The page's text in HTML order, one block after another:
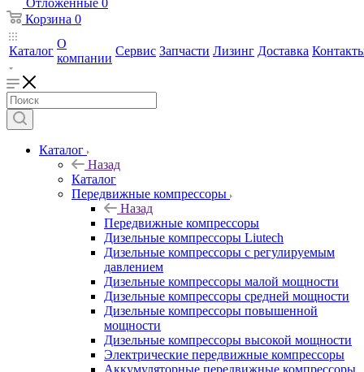
Отложенные 0
Корзина 0
Каталог
О
компании
Сервис Запчасти Лизинг Доставка
Каталог
Назад
Каталог
Передвижные компрессоры
Назад
Передвижные компрессоры
Дизельные компрессоры Liutech
Дизельные компрессоры с регулируемым
давлением
Дизельные компрессоры малой мощности
Дизельные компрессоры средней мощности
Дизельные компрессоры повышенной
мощности
Дизельные компрессоры высокой мощности
Электрические передвижные компрессоры
Аккумуляторные передвижные компрессоры